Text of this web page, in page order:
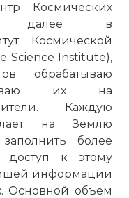
Космических
далее в
Космической
Science Institute),
обрабатываю
их на
Каждую
на Землю
более
доступ к этому
информации
Основной объем